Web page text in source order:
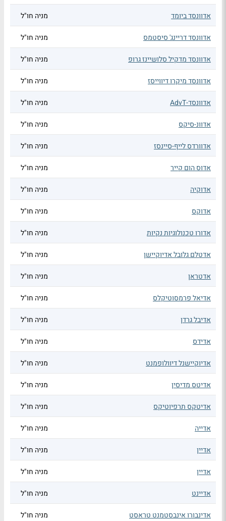
אדוונסד ביומד מניה חו"ל
אדוונסד דריינג' סיסטמס מניה חו"ל
אדוונסד מדקיל סלושיינז גרופ מניה חו"ל
אדוונסד מיקרו דיווייסז מניה חו"ל
אדוונסד-AdvT מניה חו"ל
אדוונ-סיקס מניה חו"ל
אדוורדס לייף-סיינסז מניה חו"ל
אדוס הום קייר מניה חו"ל
אדוקיה מניה חו"ל
אדוקס מניה חו"ל
אדורו טכנולוגיות נקיות מניה חו"ל
אדטלם גלובל אדיוקיישן מניה חו"ל
אדטראן מניה חו"ל
אדיאל פרמסוטיקלס מניה חו"ל
אדיבל גרדן מניה חו"ל
אדידס מניה חו"ל
אדיוקיישנל דיוולופמנט מניה חו"ל
אדיטס מדיסין מניה חו"ל
אדיטקס תרפיוטיקס מניה חו"ל
אדייה מניה חו"ל
אדיין מניה חו"ל
אדיין מניה חו"ל
אדיינט מניה חו"ל
אדינבורו אינבסטמנט טראסט מניה חו"ל